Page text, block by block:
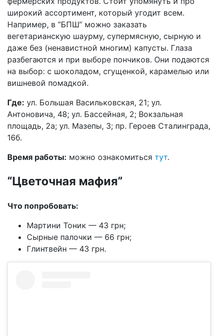
широкий ассортимент, который угодит всем.
Например, в “БПШ” можно заказать
вегетарианскую шаурму, супермясную, сырную и
даже без (ненавистной многим) капусты. Глаза
разбегаются и при выборе пончиков. Они подаются
на выбор: с шоколадом, сгущенкой, карамелью или
вишневой помадкой.
Где: ул. Большая Васильковская, 21; ул.
Антоновича, 48; ул. Бассейная, 2; Вокзальная
площадь, 2а; ул. Мазепы, 3; пр. Героев Сталинграда,
16б.
Время работы: можно ознакомиться тут.
“Цветочная мафия”
Что попробовать:
Мартини Тоник — 43 грн;
Сырные палочки — 66 грн;
Глинтвейн — 43 грн.